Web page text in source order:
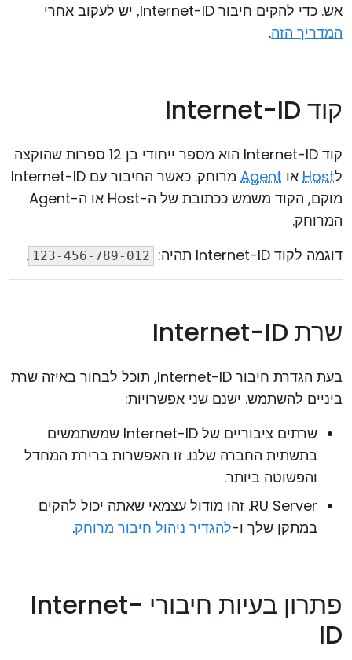
אש. כדי להקים חיבור Internet-ID, יש לעקוב אחרי
המדריך הזה.
קוד Internet-ID
קוד Internet-ID הוא מספר ייחודי בן 12 ספרות שהוקצה
לHost או Agent
מרוחק. כאשר החיבור עם Internet-ID
מוקם, הקוד משמש ככתובת של ה-Host או ה-Agent
המרוחק.
דוגמה לקוד Internet-ID תהיה:
123-456-789-012
.
שרת Internet-ID
בעת הגדרת חיבור Internet-ID, תוכל לבחור באיזה שרת
ביניים להשתמש. ישנם שני אפשרויות:
שרתים ציבוריים של Internet-ID שמשתמשים
בתשתית החברה שלנו. זו האפשרות ברירת המחדל
והפשוטה ביותר.
RU Server. זהו מודול עצמאי שאתה יכול להקים
במתקן שלך ו-להגדיר ניהול חיבור מרוחק.
פתרון בעיות חיבורי Internet-
ID